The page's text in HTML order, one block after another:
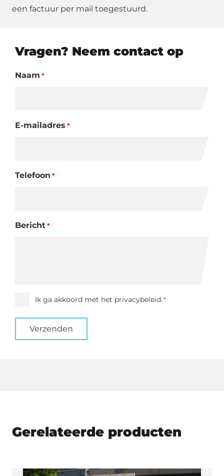
een factuur per mail toegestuurd.
Vragen? Neem contact op
Naam *
E-mailadres *
Telefoon *
Bericht *
Instemming
Ik ga akkoord met het privacybeleid.*
Verzenden
Gerelateerde producten